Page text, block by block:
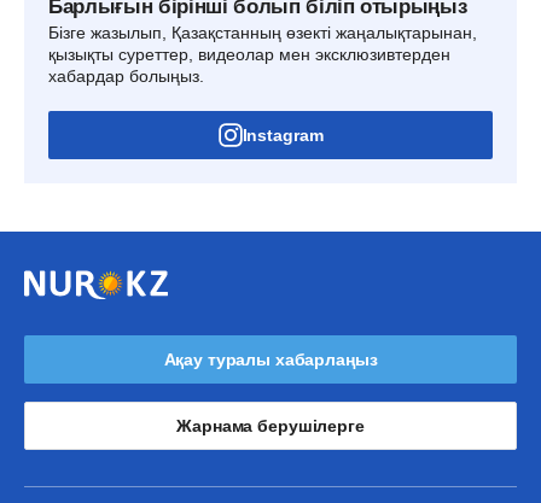
Барлығын бірінші болып біліп отырыңыз
Бізге жазылып, Қазақстанның өзекті жаңалықтарынан,
қызықты суреттер, видеолар мен эксклюзивтерден
хабардар болыңыз.
Instagram
Ақау туралы хабарлаңыз
Жарнама берушілерге